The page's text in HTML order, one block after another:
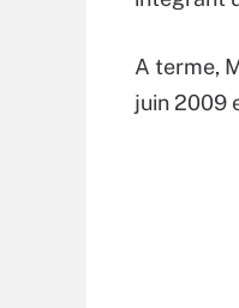
A terme,
juin 2009